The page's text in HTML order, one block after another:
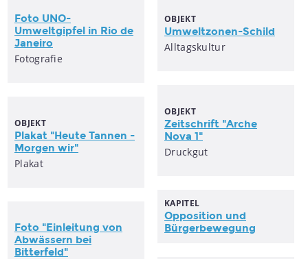
Foto UNO-
Umweltgipfel in Rio de
Janeiro
Fotografie
OBJEKT
Umweltzonen-Schild
Alltagskultur
OBJEKT
Zeitschrift "Arche
Nova 1"
Druckgut
OBJEKT
Plakat "Heute Tannen -
Morgen wir"
Plakat
KAPITEL
Opposition und
Bürgerbewegung
Foto "Einleitung von
Abwässern bei
Bitterfeld"